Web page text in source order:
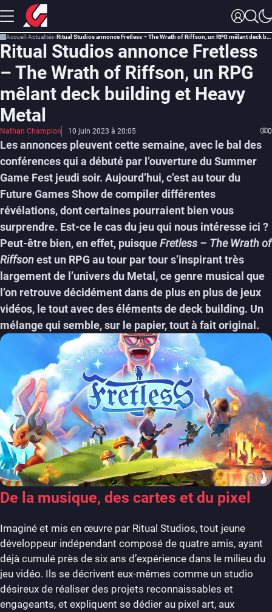
Accueil Actualités Ritual Studios annonce Fretless – The Wrath of Riffson, un RPG mêlant deck building et Heavy Metal
Ritual Studios annonce Fretless
– The Wrath of Riffson, un RPG
mêlant deck building et Heavy
Metal
Nathan Champion 10 juin 2023 à 20:05 0
Les annonces pleuvent cette semaine, avec le bal des
conférences qui a débuté par l’ouverture du Summer
Game Fest jeudi soir. Aujourd’hui, c’est au tour du
Future Games Show de compiler différentes
révélations, dont certaines pourraient bien vous
surprendre. Est-ce le cas du jeu qui nous intéresse ici ?
Peut-être bien, en effet, puisqueFretless – The Wrath of
Riffsonest un RPG au tour par tour s’inspirant très
largement de l’univers du Metal, ce genre musical que
l’on retrouve décidément dans de plus en plus de jeux
vidéos, le tout avec des éléments de deck building. Un
mélange qui semble, sur le papier, tout à fait original.
De la musique, des cartes et du pixel
Imaginé et mis en œuvre par Ritual Studios, tout jeune
développeur indépendant composé de quatre amis, ayant
déjà cumulé près de six ans d’expérience dans le milieu du
jeu vidéo. Ils se décrivent eux-mêmes comme un studio
désireux de réaliser des projets reconnaissables et
engageants, et expliquent se dédier au pixel art, aux